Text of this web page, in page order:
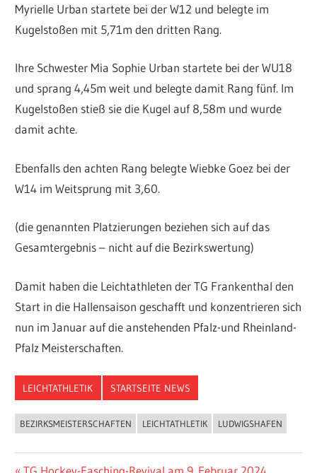
Myrielle Urban startete bei der W12 und belegte im
Kugelstoßen mit 5,71m den dritten Rang.
Ihre Schwester Mia Sophie Urban startete bei der WU18
und sprang 4,45m weit und belegte damit Rang fünf. Im
Kugelstoßen stieß sie die Kugel auf 8,58m und wurde
damit achte.
Ebenfalls den achten Rang belegte Wiebke Goez bei der
W14 im Weitsprung mit 3,60.
(die genannten Platzierungen beziehen sich auf das
Gesamtergebnis – nicht auf die Bezirkswertung)
Damit haben die Leichtathleten der TG Frankenthal den
Start in die Hallensaison geschafft und konzentrieren sich
nun im Januar auf die anstehenden Pfalz-und Rheinland-
Pfalz Meisterschaften.
LEICHTATHLETIK STARTSEITE NEWS
BEZIRKSMEISTERSCHAFTEN LEICHTATHLETIK LUDWIGSHAFEN
Vorheriger